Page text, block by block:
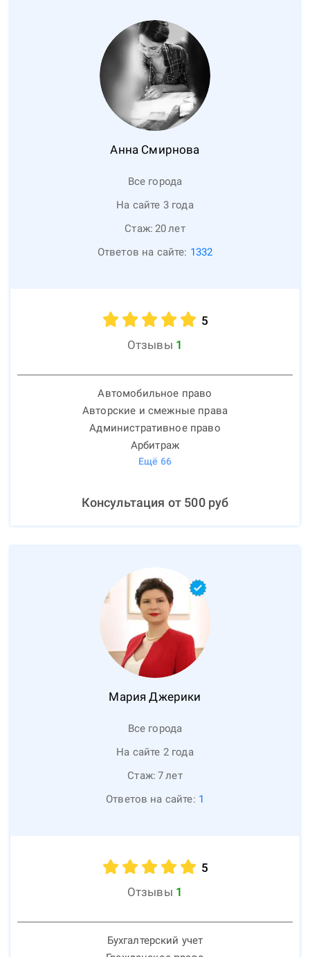
Анна Смирнова
Все города
На сайте 3 года
Стаж: 20лет
Ответов на сайте: 1332
5
Отзывы 1
Автомобильное право
Авторские и смежные права
Административное право
Арбитраж
Ещё 66
Консультация от 500руб
Мария Джерики
Все города
На сайте 2 года
Стаж: 7лет
Ответов на сайте: 1
5
Отзывы 1
Бухгалтерский учет